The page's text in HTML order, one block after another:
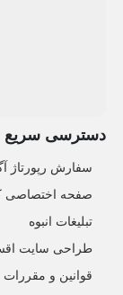
دسترسی سریع
سفارش رپورتاژ
صفحه اختصاصی
تبلیغات انبوه
طراحی سایت
قوانین و مقررات